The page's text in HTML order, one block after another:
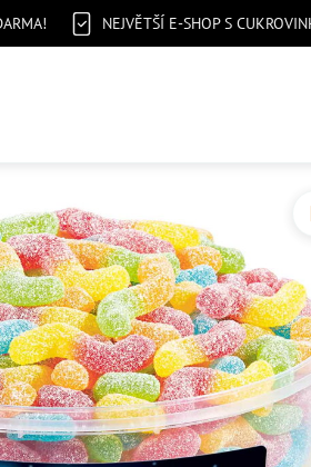
NEJVĚTŠÍ E-SHOP S